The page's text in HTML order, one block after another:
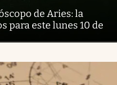
de Aries: la
para este lunes 10 de